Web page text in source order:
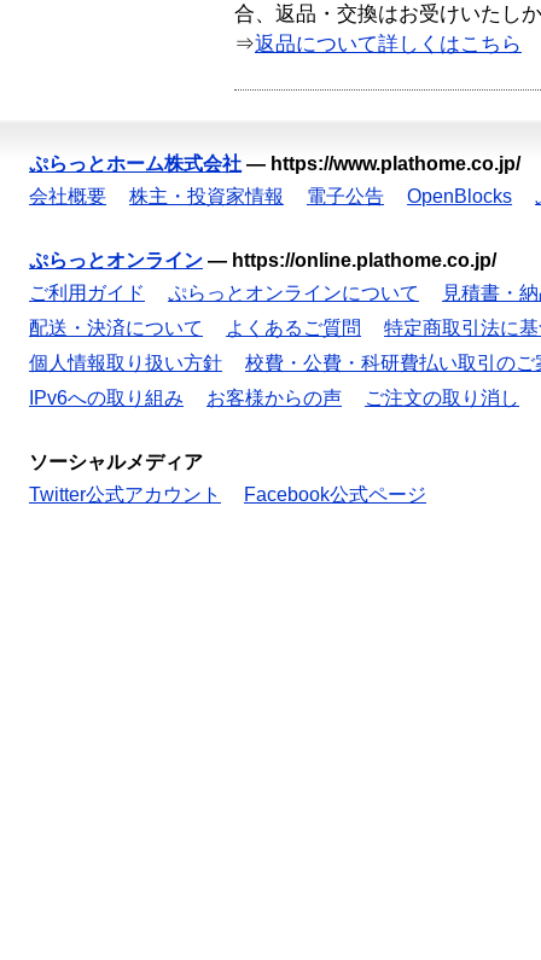
合、返品・交換はお受けいたし
⇒返品について詳しくはこちら
ぷらっとホーム株式会社 — https://www.plathome.co.jp/
会社概要
株主・投資家情報 電子公告 OpenBlocks
ぷらっとオンライン — https://online.plathome.co.jp/
ご利用ガイド
ぷらっとオンラインについて
見積書・
配送・決済について
よくあるご質問
特定商取引法に
個人情報取り扱い方針
校費・公費・科研費払い取引のご
IPv6への取り組み
お客様からの声 ご注文の取り消し
ソーシャルメディア
Twitter公式アカウント
Facebook公式ページ